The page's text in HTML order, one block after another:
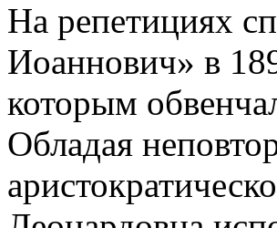
На репетициях
Иоаннович» в
которым
Обладая